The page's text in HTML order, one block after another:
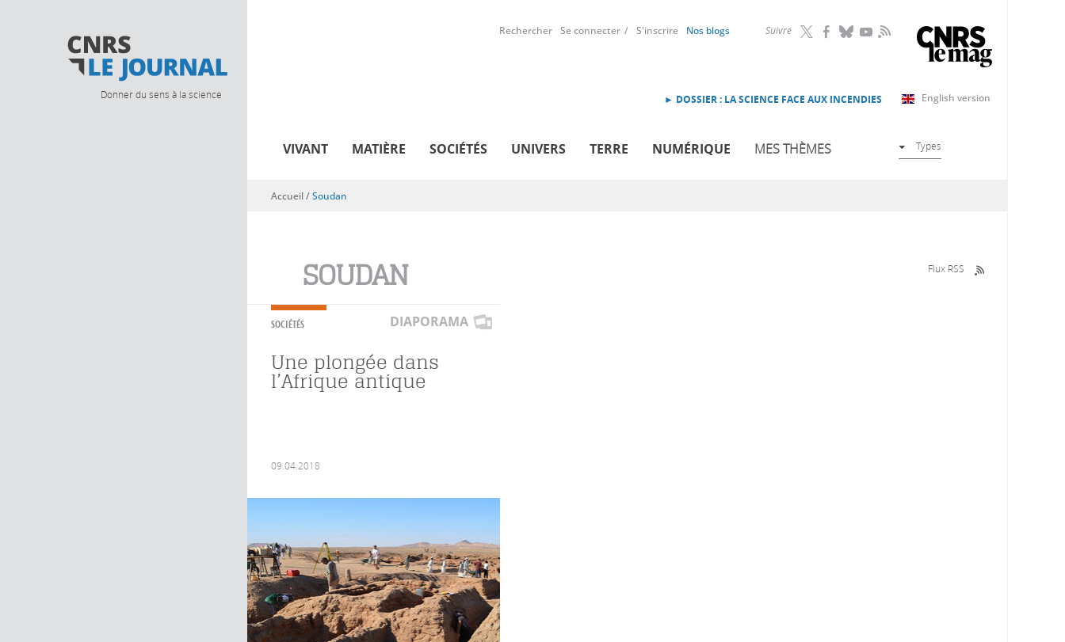
Donner du sens à la science
Suivre RSS
Rechercher Se connecter S'inscrire Nos blogs
English version
► DOSSIER : LA SCIENCE FACE AUX INCENDIES
VIVANT MATIÈRE SOCIÉTÉS UNIVERS TERRE NUMÉRIQUE MES THÈMES Types
Vous êtes ici
Accueil/Soudan
SOUDAN Flux RSS
SOCIÉTÉS DIAPORAMA
Une plongée dans
l’Afrique antique
09.04.2018